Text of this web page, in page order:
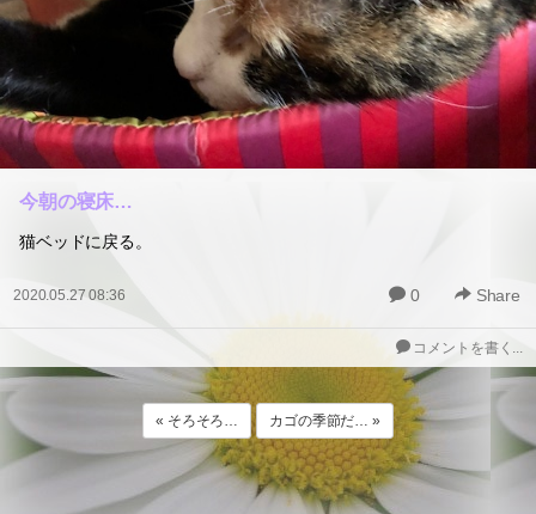
今朝の寝床…
猫ベッドに戻る。
2020.05.27 08:36 0 Share
コメントを書く...
« そろそろ… カゴの季節だ… »